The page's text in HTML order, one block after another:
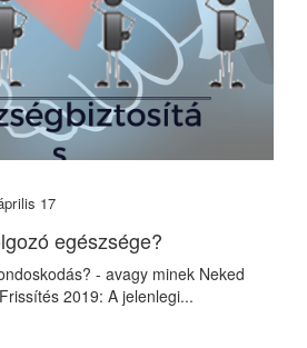
17
egészsége?
- avagy minek Neked
2019: A jelenlegi...